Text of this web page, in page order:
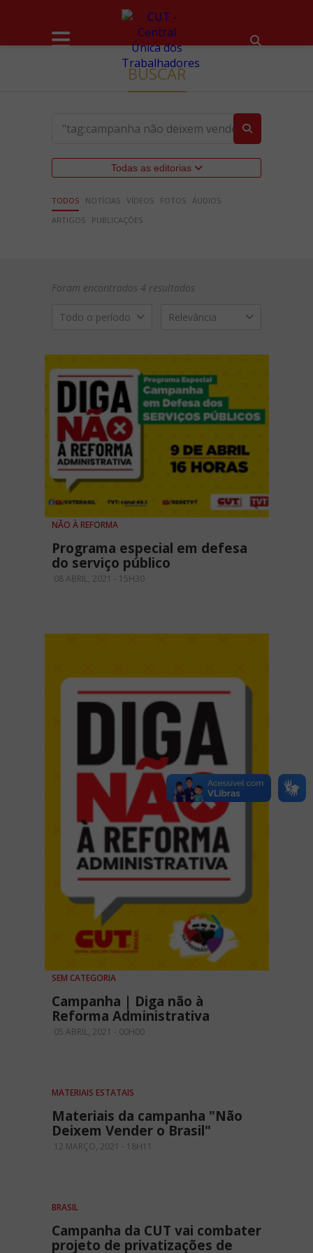
BUSCAR
Todas as editorias
TODOS NOTÍCIAS VÍDEOS FOTOS ÁUDIOS
ARTIGOS
PUBLICAÇÕES
Foram encontrados 4 resultados
Todo o período Relevância
NÃO À REFORMA
Programa especial em defesa
do serviço público
08 ABRIL, 2021 - 15H30
SEM CATEGORIA
Campanha | Diga não à
Reforma Administrativa
05 ABRIL, 2021 - 00H00
MATERIAIS ESTATAIS
Materiais da campanha "Não
Deixem Vender o Brasil"
12 MARÇO, 2021 - 18H11
BRASIL
Campanha da CUT vai combater
projeto de privatizações de